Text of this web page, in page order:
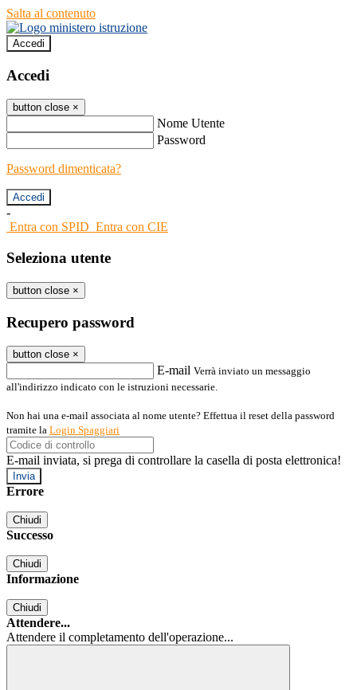
Salta al contenuto
Accedi
Accedi
button close ×
Nome Utente
Password
Password dimenticata?
-
Entra con SPID Entra con CIE
Seleziona utente
button close ×
Recupero password
button close ×
E-mail Verrà inviato un messaggio
all'indirizzo indicato con le istruzioni necessarie.
Non hai una e-mail associata al nome utente? Effettua il reset della password
tramite la Login Spaggiari
E-mail inviata, si prega di controllare la casella di posta elettronica!
Errore
Chiudi
Successo
Chiudi
Informazione
Chiudi
Attendere...
Attendere il completamento dell'operazione...